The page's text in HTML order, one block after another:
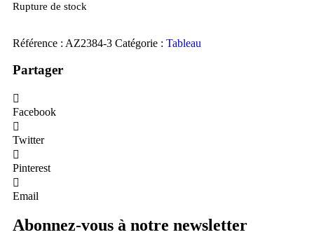
Rupture de stock
Référence : AZ2384-3 Catégorie : Tableau
Partager
Facebook
Twitter
Pinterest
Email
Abonnez-vous à notre newsletter